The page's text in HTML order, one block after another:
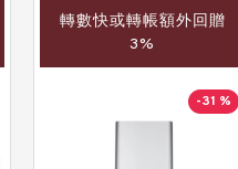
轉數快或轉帳額外回贈
3%
-31 %